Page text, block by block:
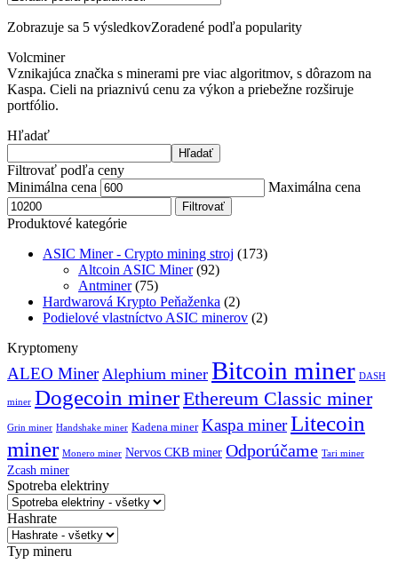
Zobrazuje sa 5 výsledkovZoradené podľa popularity
Volcminer
Vznikajúca značka s minerami pre viac algoritmov, s dôrazom na
Kaspa. Cieli na priaznivú cenu za výkon a priebežne rozširuje
portfólio.
Hľadať
Hľadať
Filtrovať podľa ceny
Minimálna cena
Maximálna cena
Filtrovať
Produktové kategórie
ASIC Miner - Crypto mining stroj (173)
Altcoin ASIC Miner (92)
Antminer (75)
Hardwarová Krypto Peňaženka (2)
Podielové vlastníctvo ASIC minerov (2)
Kryptomeny
ALEO Miner Alephium miner Bitcoin miner DASH
miner Dogecoin minerEthereum Classic miner
Grin miner Handshake miner Kadena miner Kaspa minerLitecoin
miner Monero miner Nervos CKB miner Odporúčame Tari miner
Zcash miner
Spotreba elektriny
Hashrate
Typ mineru